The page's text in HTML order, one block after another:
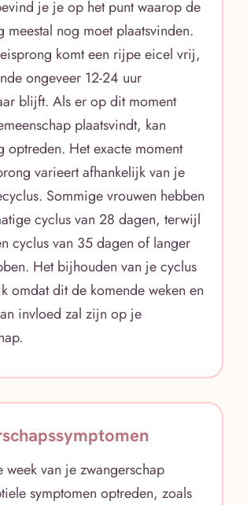
je je op het punt waarop de
meestal nog moet plaatsvinden.
komt een rijpe eicel vrij,
ongeveer 12-24 uur
blijft. Als er op dit moment
plaatsvindt, kan
optreden. Het exacte moment
varieert afhankelijk van je
Sommige vrouwen hebben
cyclus van 28 dagen, terwijl
cyclus van 35 dagen of langer
Het bijhouden van je cyclus
omdat dit de komende weken en
invloed zal zijn op je
week van je zwangerschap
symptomen optreden, zoals